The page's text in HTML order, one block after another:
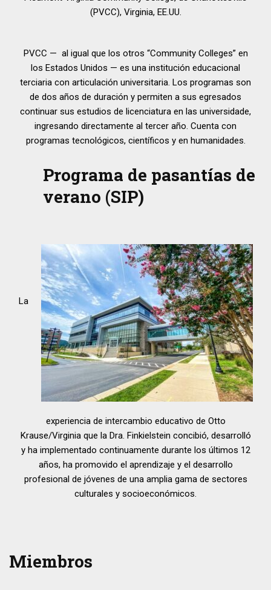
(PVCC), Virginia, EE.UU.
PVCC — al igual que los otros “Community Colleges” en
los Estados Unidos — es una institución educacional
terciaria con articulación universitaria. Los programas son
de dos años de duración y permiten a sus egresados
continuar sus estudios de licenciatura en las universidade,
ingresando directamente al tercer año. Cuenta con
programas tecnológicos, científicos y en humanidades.
Programa de pasantías de
verano (SIP)
La
experiencia de intercambio educativo de Otto
Krause/Virginia que la Dra. Finkielstein concibió, desarrolló
y ha implementado continuamente durante los últimos 12
años, ha promovido el aprendizaje y el desarrollo
profesional de jóvenes de una amplia gama de sectores
culturales y socioeconómicos.
Miembros